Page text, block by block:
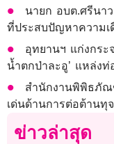
นายก อบต.ศรีนา
ที่ประสบปัญหาความเ
อุทยานฯ แก่งกระ
น้ำตกป่าละอู’ แหล่งท่
สำนักงานพิพิธภัณ
เด่นด้านการต่อต้านทุ
ข่าวล่าสุด